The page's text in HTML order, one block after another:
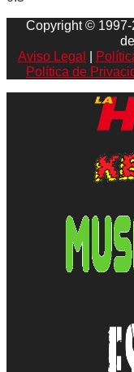
Copyright ©
Aviso Legal
Política de